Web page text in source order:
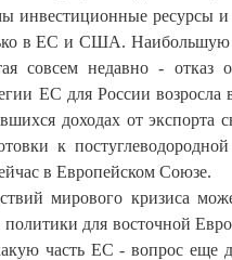
инвестиционные ресурсы и
в ЕС и США. Наибольшую
совсем недавно - отказ
ЕС для России возросла
доходах от экспорта
к
в Европейском Союзе.
мирового кризиса
для восточной
часть ЕС - вопрос